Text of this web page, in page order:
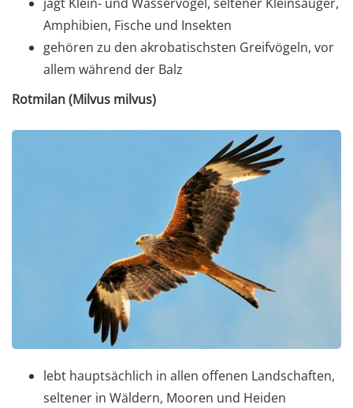
Amphibien, Fische und Insekten
gehören zu den akrobatischsten Greifvögeln, vor
allem während der Balz
Rotmilan (Milvus milvus)
lebt hauptsächlich in allen offenen Landschaften,
seltener in Wäldern, Mooren und Heiden